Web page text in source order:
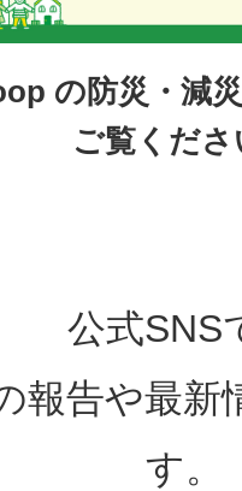
の防災・減
ご覧くださ
公式SNS
報告や最新
す。